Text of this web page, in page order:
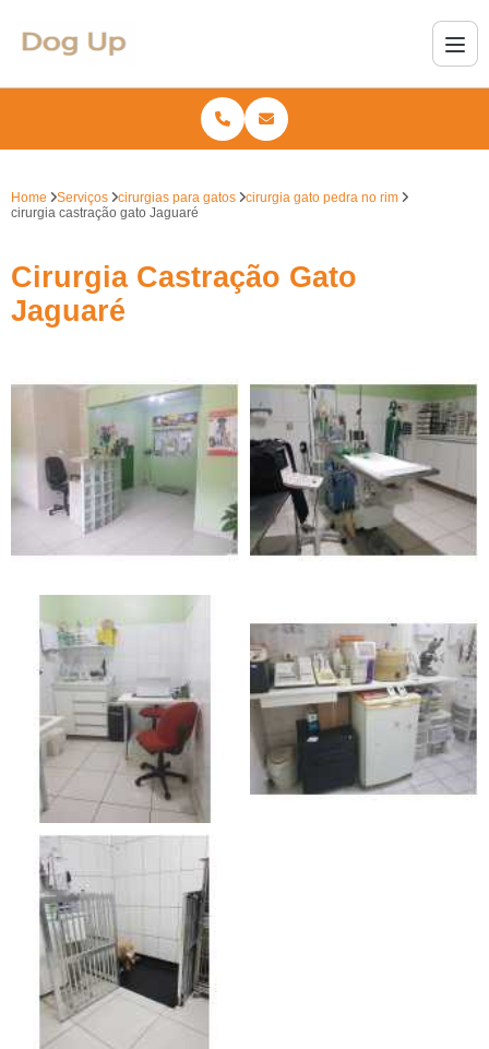
Home Serviços cirurgias para gatos
cirurgia gato pedra no rim
cirurgia castração gato Jaguaré
Cirurgia Castração Gato
Jaguaré